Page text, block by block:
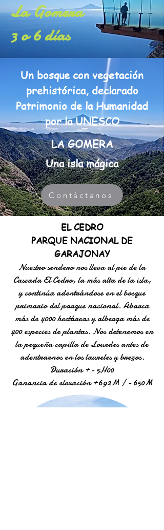
La Gomera
3 o 6 días
Un bosque con vegetación
prehistórica, declarado
Patrimonio de la Humanidad
por la UNESCO
LA GOMERA
Una isla mágica
Contáctanos
EL CEDRO
PARQUE NACIONAL DE
GARAJONAY
Nuestro sendero nos lleva al pie de la
Cascada El Cedro, la más alta de la isla,
y continúa adentrándose en el bosque
primario del parque nacional. Abarca
más de 4000 hectáreas y alberga más de
400 especies de plantas. Nos detenemos en
la pequeña capilla de Lourdes antes de
adentrarnos en los laureles y brezos.
Duración +- 5H00
Ganancia de elevación +692M / - 650M